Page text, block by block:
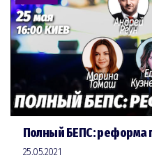
Полный БЕПС: реформа
25.05.2021